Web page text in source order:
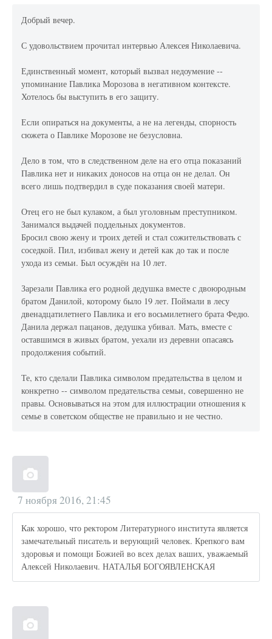
Добрый вечер.
С удовольствием прочитал интервью Алексея Николаевича.
Единственный момент, который вызвал недоумение --
упоминание Павлика Морозова в негативном контексте.
Хотелось бы выступить в его защиту.
Если опираться на документы, а не на легенды, спорность
сюжета о Павлике Морозове не безусловна.
Дело в том, что в следственном деле на его отца показаний
Павлика нет и никаких доносов на отца он не делал. Он
всего лишь подтвердил в суде показания своей матери.
Отец его не был кулаком, а был уголовным преступником.
Занимался выдачей поддельных документов.
Бросил свою жену и троих детей и стал сожительствовать с
соседкой. Пил, избивал жену и детей как до так и после
ухода из семьи. Был осуждён на 10 лет.
Зарезали Павлика его родной дедушка вместе с двоюродным
братом Данилой, которому было 19 лет. Поймали в лесу
двенадцатилетнего Павлика и его восьмилетнего брата Федю.
Данила держал пацанов, дедушка убивал. Мать, вместе с
оставшимся в живых братом, уехали из деревни опасаясь
продолжения событий.
Те, кто сделали Павлика символом предательства в целом и
конкретно -- символом предательства семьи, совершенно не
правы. Основываться на этом для иллюстрации отношения к
семье в советском обществе не правильно и не честно.
7 ноября 2016, 21:45
Как хорошо, что ректором Литературного института является
замечательный писатель и верующий человек. Крепкого вам
здоровья и помощи Божией во всех делах ваших, уважаемый
Алексей Николаевич. НАТАЛЬЯ БОГОЯВЛЕНСКАЯ